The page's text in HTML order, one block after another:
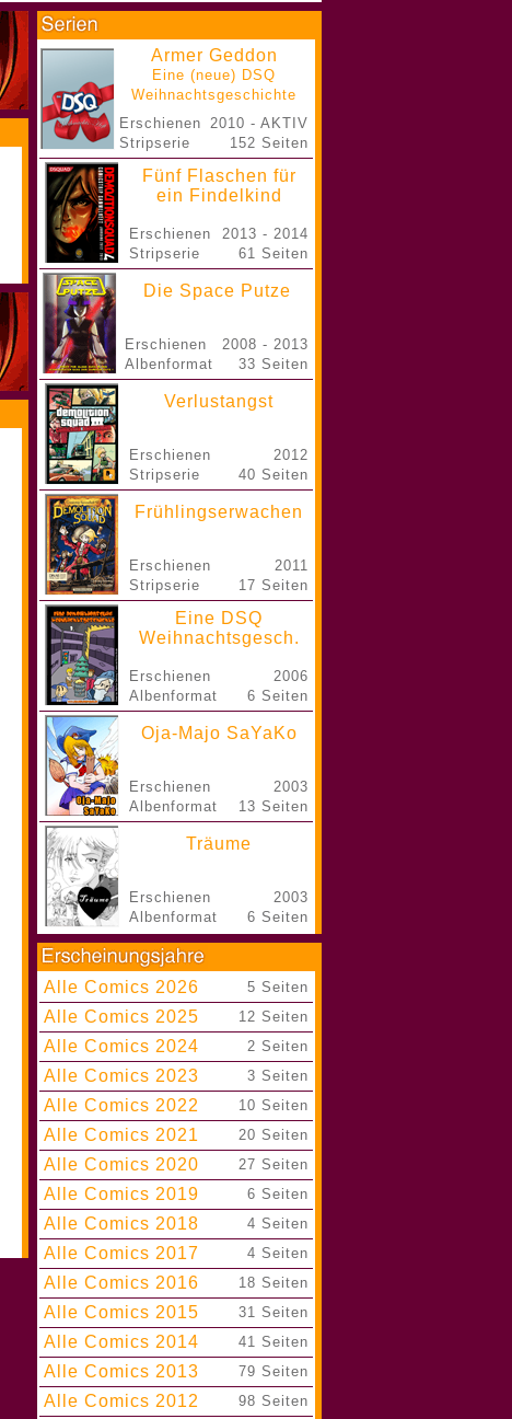
Armer Geddon
Eine (neue) DSQ
Weihnachtsgeschichte
Erschienen
Stripserie
2010 - AKTIV
152 Seiten
Fünf Flaschen für
ein Findelkind
Erschienen
Stripserie
2013 - 2014
61 Seiten
Die Space Putze
Erschienen
Albenformat
2008 - 2013
33 Seiten
Verlustangst
Erschienen
Stripserie
2012
40 Seiten
Frühlingserwachen
Erschienen
Stripserie
2011
17 Seiten
Eine DSQ
Weihnachtsgesch.
Erschienen
Albenformat
2006
6 Seiten
Oja-Majo SaYaKo
Erschienen
Albenformat
2003
13 Seiten
Träume
Erschienen
Albenformat
2003
6 Seiten
Alle Comics 2026 5 Seiten
Alle Comics 2025 12 Seiten
Alle Comics 2024 2 Seiten
Alle Comics 2023 3 Seiten
Alle Comics 2022 10 Seiten
Alle Comics 2021 20 Seiten
Alle Comics 2020 27 Seiten
Alle Comics 2019 6 Seiten
Alle Comics 2018 4 Seiten
Alle Comics 2017 4 Seiten
Alle Comics 2016 18 Seiten
Alle Comics 2015 31 Seiten
Alle Comics 2014 41 Seiten
Alle Comics 2013 79 Seiten
Alle Comics 2012 98 Seiten